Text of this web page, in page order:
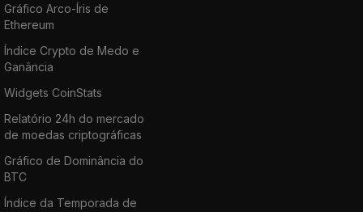
Gráfico Arco-Íris de
Ethereum
Índice Crypto de Medo e
Ganância
Widgets CoinStats
Relatório 24h do mercado
de moedas criptográficas
Gráfico de Dominância do
BTC
Índice da Temporada de